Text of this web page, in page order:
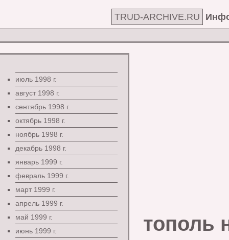
TRUD-ARCHIVE.RU
июль 1998 г.
август 1998 г.
сентябрь 1998 г.
октябрь 1998 г.
ноябрь 1998 г.
декабрь 1998 г.
январь 1999 г.
февраль 1999 г.
март 1999 г.
апрель 1999 г.
май 1999 г.
июнь 1999 г.
тополь